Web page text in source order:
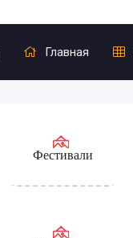
Главная
Фестивали